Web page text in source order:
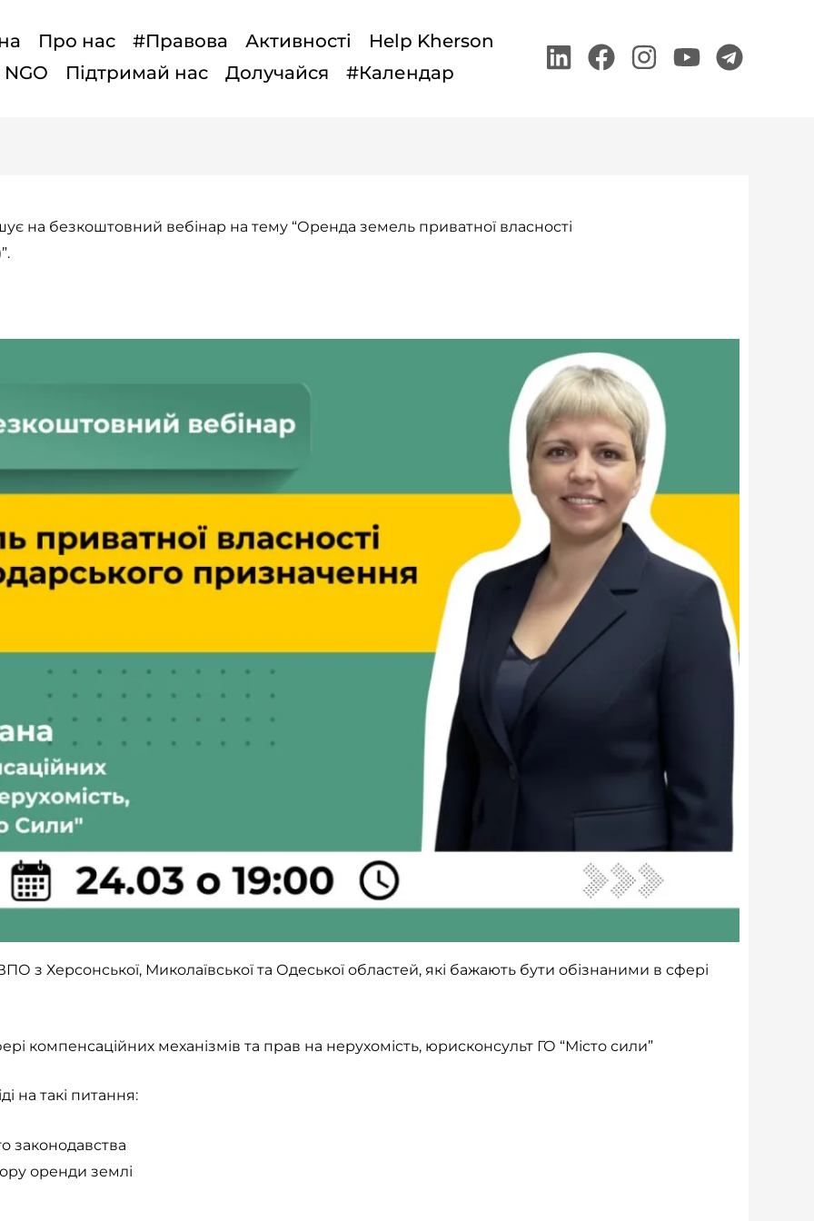
Linkedin
Facebook
Instagram
Youtube
Про нас #Правова Активності
Help Kherson
Підтримай нас Долучайся #Календар
на безкоштовний вебінар на тему “Оренда земель приватної власності
з Херсонської, Миколаївської та Одеської областей, які бажають бути обізнаними в сфері
компенсаційних механізмів та прав на нерухомість, юрисконсульт ГО “Місто сили”
на такі питання:
законодавства
оренди землі